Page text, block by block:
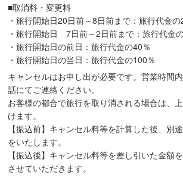
■取消料・変更料
・旅行開始日20日前～8日前まで：旅行代金の
・旅行開始日 7日前～2日前まで：旅行代金
・旅行開始日の前日：旅行代金の40％
・旅行開始日の当日：旅行代金の100％
キャンセルはお申し出が必要です。営業時間
話にてご連絡ください。
お客様の都合で旅行を取り消される場合は、
けます。
【振込前】キャンセル料等を計算した後、別
をいたします。
【振込後】キャンセル料等を差し引いた金額
させていただきます。